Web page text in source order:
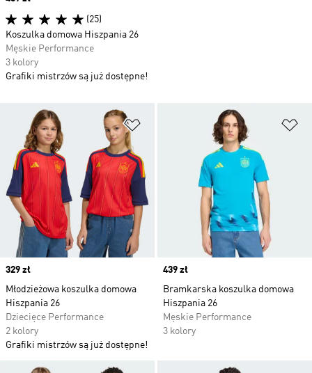
Dodaj do listy życzeń
Price
329 zł
Młodzieżowa koszulka domowa
Hiszpania 26
Dziecięce Performance
2 kolory
Grafiki mistrzów są już dostępne!
Price
439 zł
Bramkarska koszulka domowa
Hiszpania 26
Męskie Performance
3 kolory
(25)
Koszulka domowa Hiszpania 26
Męskie Performance
3 kolory
Grafiki mistrzów są już dostępne!